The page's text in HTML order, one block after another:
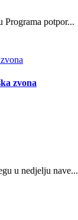
potpor...
zvona
u nedjelju nave...